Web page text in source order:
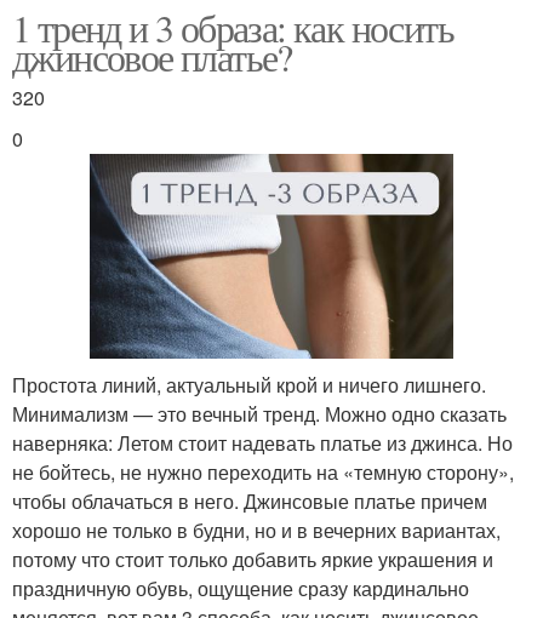
1 тренд и 3 образа: как носить
джинсовое платье?
320
0
Простота линий, актуальный крой и ничего лишнего.
Минимализм — это вечный тренд. Можно одно сказать
наверняка: Летом стоит надевать платье из джинса. Но
не бойтесь, не нужно переходить на «темную сторону»,
чтобы облачаться в него. Джинсовые платье причем
хорошо не только в будни, но и в вечерних вариантах,
потому что стоит только добавить яркие украшения и
праздничную обувь, ощущение сразу кардинально